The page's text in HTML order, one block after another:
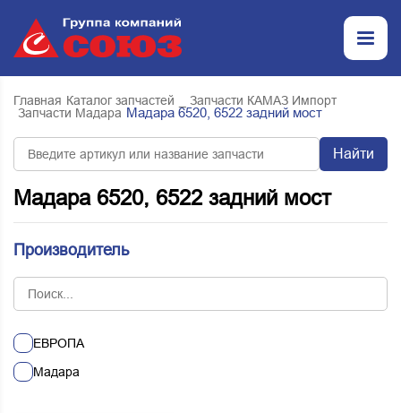
Главная Каталог запчастей
_ Запчасти КАМАЗ Импорт
Запчасти Мадара Мадара 6520, 6522 задний мост
Найти
Мадара 6520, 6522 задний мост
Производитель
ЕВРОПА
Мадара